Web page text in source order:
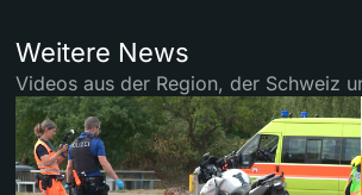
Weitere News
Videos aus der Region, der Schweiz